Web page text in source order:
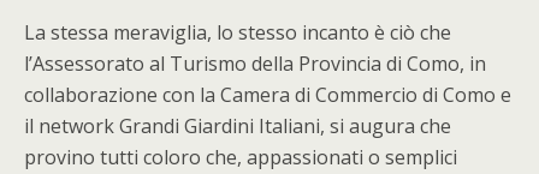
La stessa meraviglia, lo stesso incanto è ciò che
l’Assessorato al Turismo della Provincia di Como, in
collaborazione con la Camera di Commercio di Como e
il network Grandi Giardini Italiani, si augura che
provino tutti coloro che, appassionati o semplici